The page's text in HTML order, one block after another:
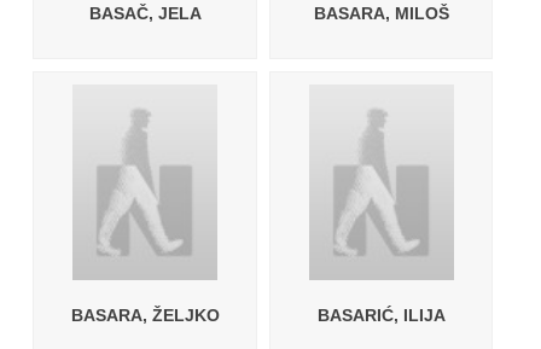
BASAČ, JELA BASARA, MILOŠ
BASARA, ŽELJKO BASARIĆ, ILIJA